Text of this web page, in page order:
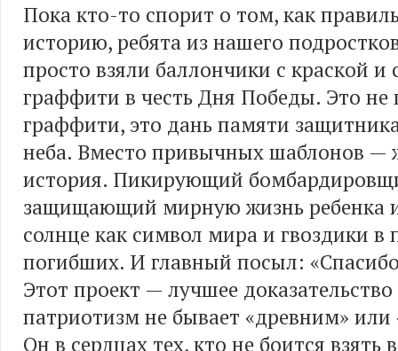
Пока кто-то спорит о том, как
историю, ребята из нашего
просто взяли баллончики с краской и
граффити в честь Дня Победы. Это не
граффити, это дань памяти
неба. Вместо привычных шаблонов —
история. Пикирующий
защищающий мирную жизнь ребенка
солнце как символ мира и гвоздики в
погибших. И главный посыл:
Этот проект — лучшее доказательство
патриотизм не бывает «древним»
Он в сердцах тех, кто не боится взять